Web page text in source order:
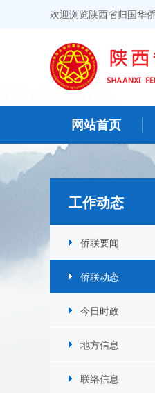
欢迎浏览陕西省归国华
网站首页
工作动态
侨联要闻
侨联动态
今日时政
地方信息
联络信息